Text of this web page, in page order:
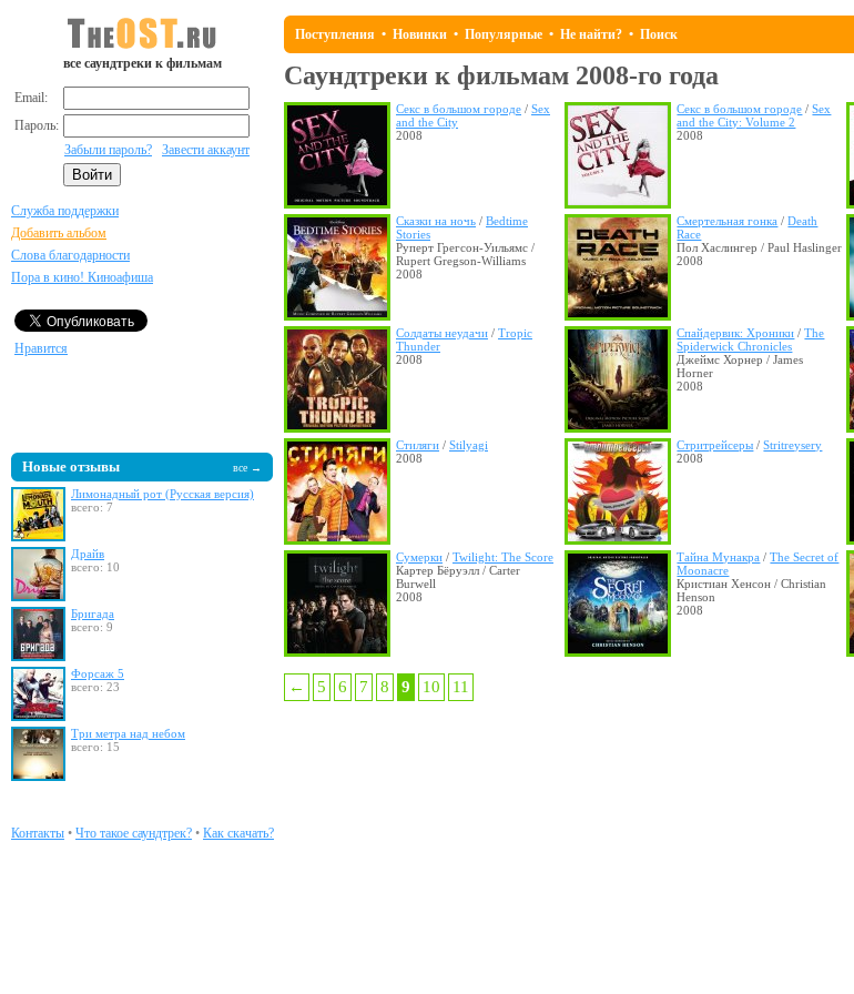
все саундтреки к фильмам
Email:
Пароль:
Забыли пароль?
Завести аккаунт
Служба поддержки
Добавить альбом
Слова благодарности
Пора в кино! Киноафиша
Нравится
Новые отзывы все →
Лимонадный рот (Русская версия)
всего: 7
Драйв
всего: 10
Бригада
всего: 9
Форсаж 5
всего: 23
Три метра над небом
всего: 15
Поступления • Новинки • Популярные • Не найти? • Поиск
Саундтреки к фильмам 2008-го года
Секс в большом городе / Sex
and the City
2008
Секс в большом городе /Sex
and the City: Volume 2
2008
Сказки на ночь / Bedtime
Stories
Руперт Грегсон-Уильямс /
Rupert Gregson-Williams
2008
Смертельная гонка /Death
Race
Пол Хаслингер / Paul Haslinger
2008
Солдаты неудачи / Tropic
Thunder
2008
Спайдервик: Хроники /The
Spiderwick Chronicles
Джеймс Хорнер / James
Horner
2008
Стиляги / Stilyagi
2008
Стритрейсеры /Stritreysery
2008
Сумерки / Twilight: The Score
Картер Бёруэлл / Carter
Burwell
2008
Тайна Мунакра /The Secret of
Moonacre
Кристиан Хенсон / Christian
Henson
2008
← 5 6 7 8 9 10 11
Контакты • Что такое саундтрек? • Как скачать?